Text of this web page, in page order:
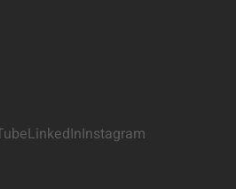
LinkedInInstagram